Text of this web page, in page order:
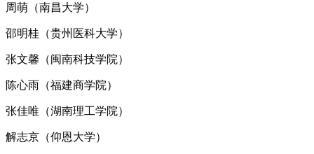
周萌（南昌大学）
邵明桂（贵州医科大学）
张文馨（闽南科技学院）
陈心雨（福建商学院）
张佳唯（湖南理工学院）
解志京（仰恩大学）